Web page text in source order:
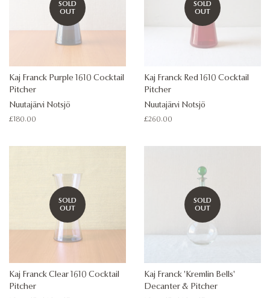
SOLD
OUT
Kaj Franck Purple 1610 Cocktail
Pitcher
Nuutajärvi Notsjö
Regular
£180.00
SOLD
OUT
Kaj Franck Red 1610 Cocktail
Pitcher
Nuutajärvi Notsjö
Regular
£260.00
SOLD
OUT
Kaj Franck Clear 1610 Cocktail
Pitcher
SOLD
OUT
Kaj Franck 'Kremlin Bells'
Decanter & Pitcher